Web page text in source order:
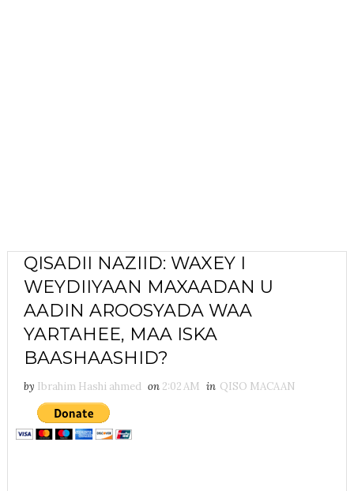
QISADII NAZIID: WAXEY I
WEYDIIYAAN MAXAADAN U
AADIN AROOSYADA WAA
YARTAHEE, MAA ISKA
BAASHAASHID?
by Ibrahim Hashi ahmed on 2:02 AM in QISO MACAAN